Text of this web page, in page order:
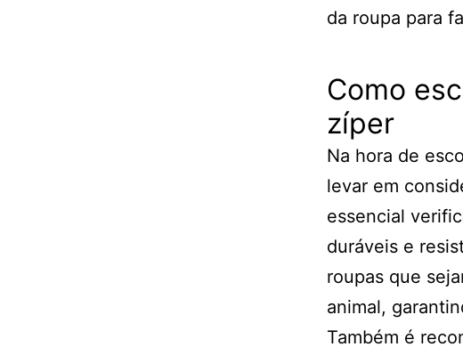
da roupa para
Como
zíper
Na hora de
levar em
essencial
duráveis e
roupas que
animal,
Também é